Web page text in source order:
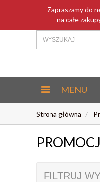
Zapraszamy do
na całe
MENU
Strona główna
FILTRUJ